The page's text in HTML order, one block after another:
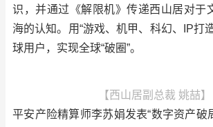
识，并通过《解限机》传递西山居对于
海的认知。用“游戏、机甲、科幻、IP打
球用户，实现全球“破圈”。
【西山居副总裁 姚喆】
平安产险精算师李苏娟发表“数字资产